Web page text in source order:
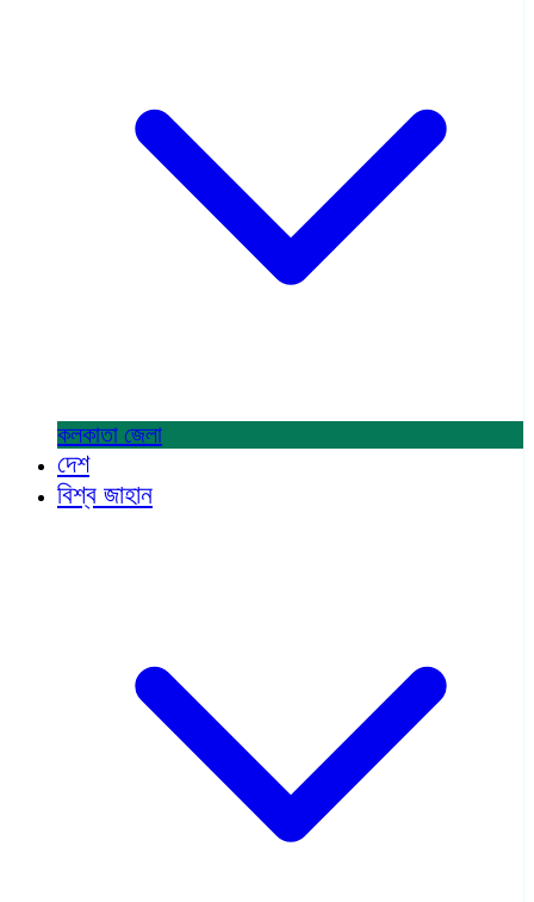
কলকাতা জেলা
দেশ
বিশ্ব জাহান